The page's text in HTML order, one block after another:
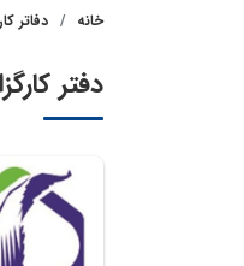
خانه دفاتر
دفتر